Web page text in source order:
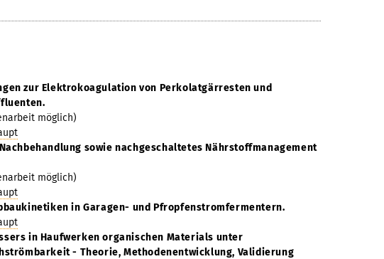
zur Elektrokoagulation von Perkolatgärresten und
möglich)
sowie nachgeschaltetes Nährstoffmanagement
möglich)
in Garagen- und Pfropfenstromfermentern.
in Haufwerken organischen Materials unter
- Theorie, Methodenentwicklung, Validierung